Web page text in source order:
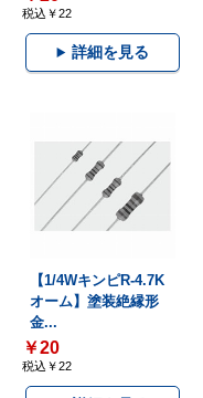
税込￥22
詳細を見る
【1/4WキンピR-4.7K
オーム】塗装絶縁形
金...
￥20
税込￥22